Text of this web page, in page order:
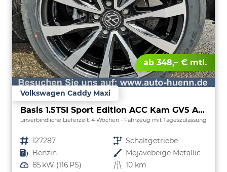
ab 348,– € mtl.
Volkswagen Caddy Maxi
Basis 1.5TSI Sport Edition ACC Kam GV5 App AHK Reling
unverbindliche Lieferzeit: 4 Wochen Fahrzeug mit Tageszulassung
Fahrzeugnr. 127287 Getriebe Schaltgetriebe
Kraftstoff Benzin Außenfarbe Mojavebeige Metallic
Leistung 85 kW (116 PS) Kilometerstand 10 km